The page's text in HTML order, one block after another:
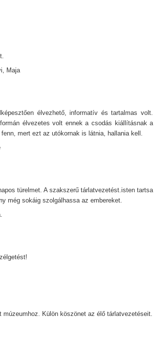
Maja
élvezhető, informatív és tartalmas volt.
élvezetes volt ennek a csodás kiállításnak a
mert ezt az utókornak is látnia, hallania kell.
türelmet. A szakszerű tárlatvezetést.isten tartsa
még sokáig szolgálhassa az embereket.
Külön köszönet az élő tárlatvezetéseit.